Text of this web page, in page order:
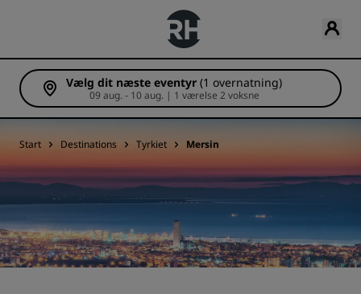
Vælg dit næste eventyr (1 overnatning)
09 aug. - 10 aug. | 1 værelse 2 voksne
Start Destinations Tyrkiet Mersin